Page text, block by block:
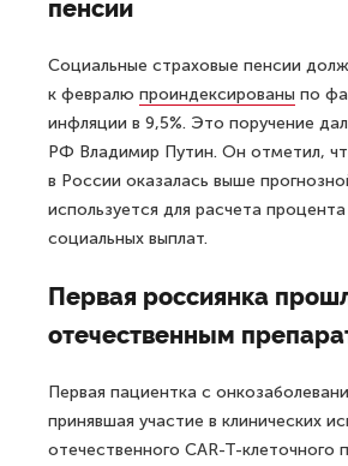
пенсии
Социальные страховые пенсии
к февралю проиндексированы по
инфляции в 9,5%. Это поручение
РФ Владимир Путин. Он отметил,
в России оказалась выше
используется для расчета
социальных выплат.
Первая россиянка
отечественным
Первая пациентка с
принявшая участие в клинических
отечественного CAR-T-клеточного